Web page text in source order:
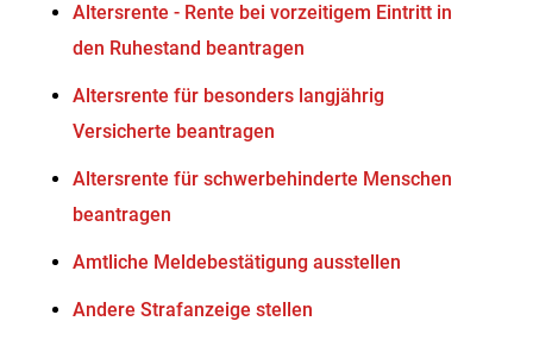
Altersrente - Rente bei vorzeitigem Eintritt in
den Ruhestand beantragen
Altersrente für besonders langjährig
Versicherte beantragen
Altersrente für schwerbehinderte Menschen
beantragen
Amtliche Meldebestätigung ausstellen
Andere Strafanzeige stellen